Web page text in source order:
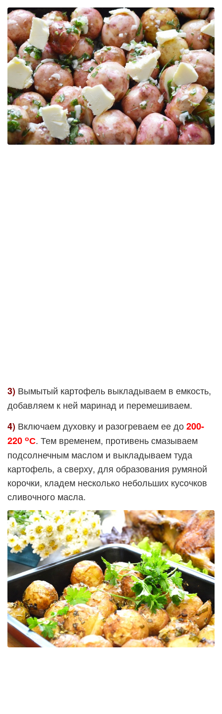
3) Вымытый картофель выкладываем в емкость,
добавляем к ней маринад и перемешиваем.
4) Включаем духовку и разогреваем ее до200-
220 оС. Тем временем, противень смазываем
подсолнечным маслом и выкладываем туда
картофель, а сверху, для образования румяной
корочки, кладем несколько небольших кусочков
сливочного масла.